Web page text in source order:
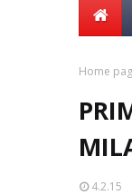
Home
4.2.15